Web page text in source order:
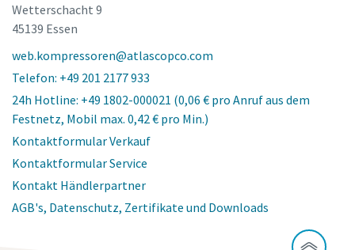
Wetterschacht 9
45139 Essen
web.kompressoren@atlascopco.com
Telefon: +49 201 2177 933
24h Hotline: +49 1802-000021 (0,06 € pro Anruf aus dem
Festnetz, Mobil max. 0,42 € pro Min.)
Kontaktformular Verkauf
Kontaktformular Service
Kontakt Händlerpartner
AGB's, Datenschutz, Zertifikate und Downloads